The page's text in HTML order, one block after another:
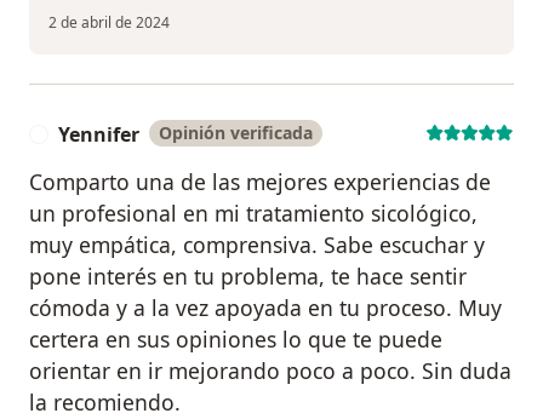
2 de abril de 2024
Yennifer Opinión verificada
Comparto una de las mejores experiencias de
un profesional en mi tratamiento sicológico,
muy empática, comprensiva. Sabe escuchar y
pone interés en tu problema, te hace sentir
cómoda y a la vez apoyada en tu proceso. Muy
certera en sus opiniones lo que te puede
orientar en ir mejorando poco a poco. Sin duda
la recomiendo.